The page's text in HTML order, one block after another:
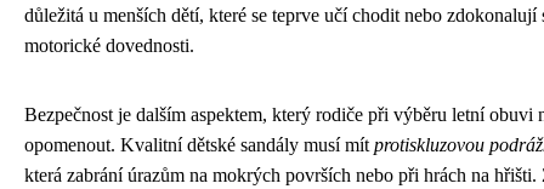
důležitá u menších dětí, které se teprve učí chodit nebo zdokonalují
motorické dovednosti.
Bezpečnost je dalším aspektem, který rodiče při výběru letní obuvi
opomenout. Kvalitní dětské sandály musí mít protiskluzovou
která zabrání úrazům na mokrých površích nebo při hrách na hřišti.